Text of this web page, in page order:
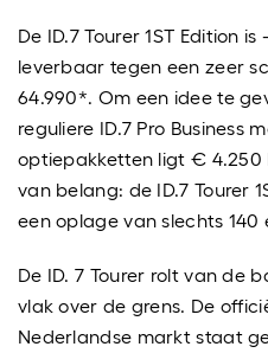
De ID.7 Tourer 1ST Edition
leverbaar tegen een zeer
64.990*. Om een idee te
reguliere ID.7 Pro Business
optiepakketten ligt € 4.250
van belang: de ID.7 Tourer
een oplage van slechts 140
De ID. 7 Tourer rolt van de
vlak over de grens. De
Nederlandse markt staat